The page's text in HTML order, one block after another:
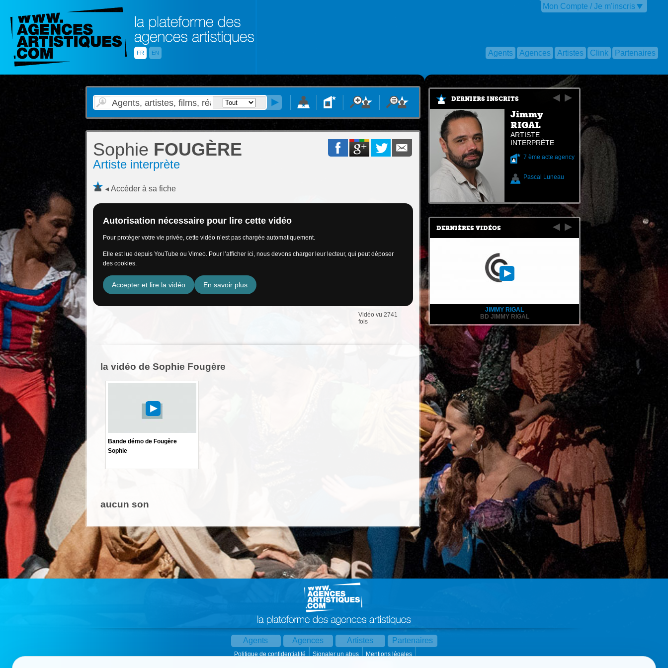
FR EN
Mon Compte / Je m'inscris
Agents Agences Artistes Clink Partenaires
Sophie FOUGÈRE
Artiste interprète
Accéder à sa fiche
Autorisation nécessaire pour lire cette vidéo
Pour protéger votre vie privée, cette vidéo n’est pas chargée automatiquement.
Elle est lue depuis YouTube ou Vimeo. Pour l’afficher ici, nous devons charger leur lecteur, qui peut déposer
des cookies.
Accepter et lire la vidéo En savoir plus
Vidéo vu 2741
fois
la vidéo de Sophie Fougère
Bande démo de Fougère
Sophie
aucun son
DERNIERS INSCRITS
Jimmy
RIGAL
ARTISTE
INTERPRÈTE
7 ème acte agency
Pascal Luneau
DERNIÈRES VIDÉOS
JIMMY RIGAL
BD JIMMY RIGAL
Agents Agences Artistes Partenaires
Politique de confidentialité Signaler un abus
Mentions légales